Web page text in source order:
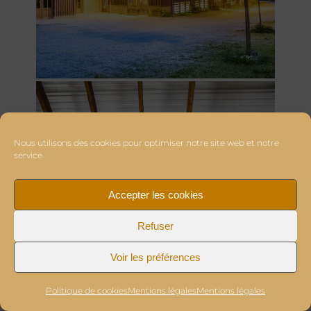
Nous utilisons des cookies pour optimiser notre site web et notre
service.
Accepter les cookies
Refuser
Voir les préférences
Politique de cookiesMentions légalesMentions légales